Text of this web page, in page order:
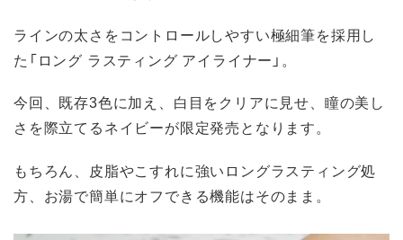
ラインの太さをコントロールしやすい極細筆を採用し
た「ロング ラスティング アイライナー」。
今回、既存3色に加え、白目をクリアに見せ、瞳の美し
さを際立てるネイビーが限定発売となります。
もちろん、皮脂やこすれに強いロングラスティング処
方、お湯で簡単にオフできる機能はそのまま。